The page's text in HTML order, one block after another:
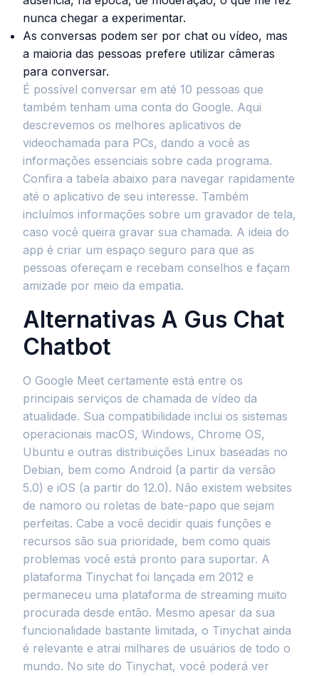
nunca chegar a experimentar.
As conversas podem ser por chat ou vídeo, mas
a maioria das pessoas prefere utilizar câmeras
para conversar.
É possível conversar em até 10 pessoas que
também tenham uma conta do Google. Aqui
descrevemos os melhores aplicativos de
videochamada para PCs, dando a você as
informações essenciais sobre cada programa.
Confira a tabela abaixo para navegar rapidamente
até o aplicativo de seu interesse. Também
incluímos informações sobre um gravador de tela,
caso você queira gravar sua chamada. A ideia do
app é criar um espaço seguro para que as
pessoas ofereçam e recebam conselhos e façam
amizade por meio da empatia.
Alternativas A Gus Chat
Chatbot
O Google Meet certamente está entre os
principais serviços de chamada de vídeo da
atualidade. Sua compatibilidade inclui os sistemas
operacionais macOS, Windows, Chrome OS,
Ubuntu e outras distribuições Linux baseadas no
Debian, bem como Android (a partir da versão
5.0) e iOS (a partir do 12.0). Não existem websites
de namoro ou roletas de bate-papo que sejam
perfeitas. Cabe a você decidir quais funções e
recursos são sua prioridade, bem como quais
problemas você está pronto para suportar. A
plataforma Tinychat foi lançada em 2012 e
permaneceu uma plataforma de streaming muito
procurada desde então. Mesmo apesar da sua
funcionalidade bastante limitada, o Tinychat ainda
é relevante e atrai milhares de usuários de todo o
mundo. No site do Tinychat, você poderá ver